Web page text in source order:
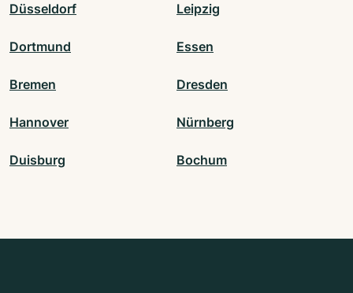
Düsseldorf Leipzig
Dortmund Essen
Bremen Dresden
Hannover Nürnberg
Duisburg Bochum